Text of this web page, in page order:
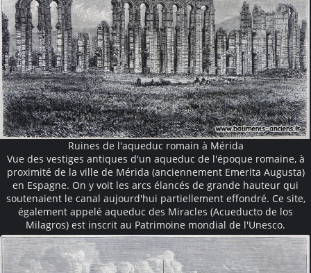
Ruines de l'aqueduc romain à Mérida
Vue des vestiges antiques d'un aqueduc de l'époque romaine, à
proximité de la ville de Mérida (anciennement Emerita Augusta)
en Espagne. On y voit les arcs élancés de grande hauteur qui
soutenaient le canal aujourd'hui partiellement effondré. Ce site,
également appelé aqueduc des Miracles (Acueducto de los
Milagros) est inscrit au Patrimoine mondial de l'Unesco.